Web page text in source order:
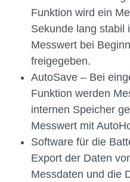
Funktion wird ein
Sekunde lang stabil
Messwert bei
freigegeben.
AutoSave – Bei
Funktion werden
internen Speicher
Messwert mit
Software für die
Export der Daten
Messdaten und die